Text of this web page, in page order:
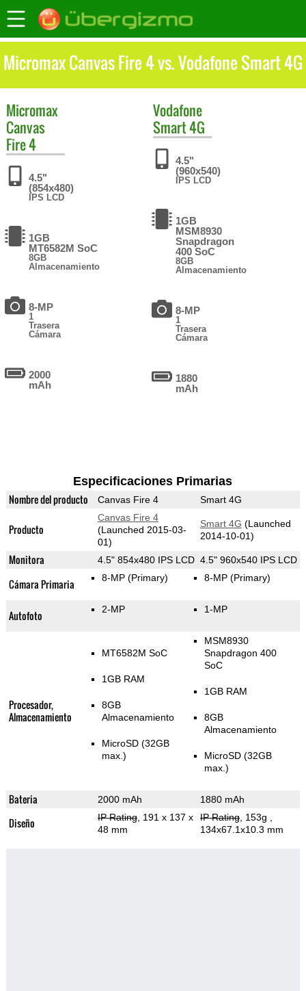
Micromax Canvas Fire 4 vs. Vodafone Smart 4G
Micromax
Canvas
Fire 4
4.5"
(854x480)
IPS LCD
1GB
MT6582M SoC
8GB
Almacenamiento
8-MP
1
Trasera
Cámara
2000
mAh
Vodafone
Smart 4G
4.5"
(960x540)
IPS LCD
1GB
MSM8930
Snapdragon
400 SoC
8GB
Almacenamiento
8-MP
1
Trasera
Cámara
1880
mAh
Especificaciones Primarias
Nombre del producto Canvas Fire 4 Smart 4G
Producto
Canvas Fire 4
(Launched 2015-03-
01)
Smart 4G (Launched
2014-10-01)
Monitora 4.5" 854x480 IPS LCD 4.5" 960x540 IPS LCD
Cámara Primaria 8-MP (Primary) 8-MP (Primary)
Autofoto 2-MP 1-MP
Procesador,
Almacenamiento
MT6582M SoC
1GB RAM
8GB
Almacenamiento
MicroSD (32GB
max.)
MSM8930
Snapdragon 400
SoC
1GB RAM
8GB
Almacenamiento
MicroSD (32GB
max.)
Bateria 2000 mAh 1880 mAh
Diseño IP Rating, 191 x 137 x
48 mm
IP Rating, 153g
134x67.1x10.3 mm